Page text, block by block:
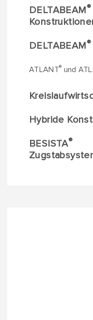
DELTABEAM®
DELTABEAM®
ATLANT® und
Hybride
BESISTA®